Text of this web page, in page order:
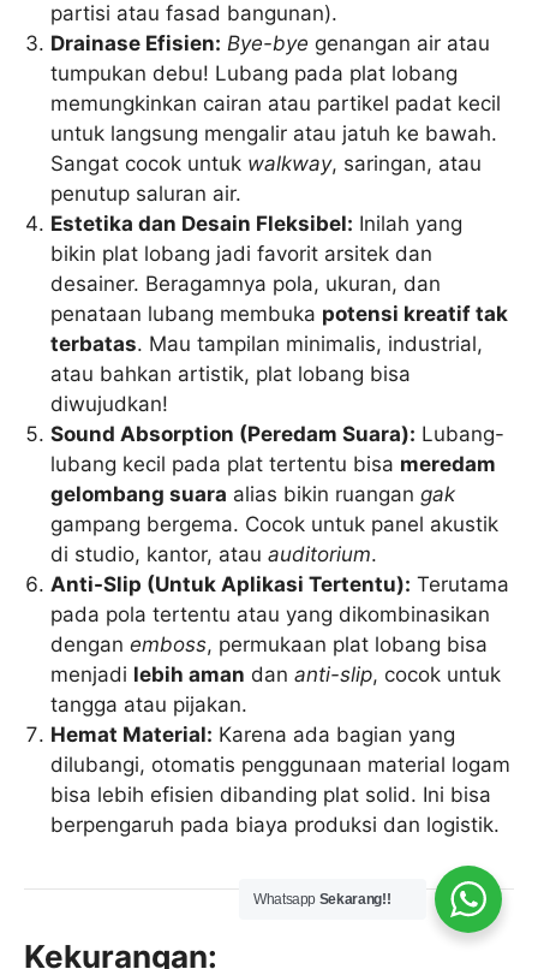
partisi atau fasad bangunan).
Drainase Efisien: Bye-bye genangan air atau
tumpukan debu! Lubang pada plat lobang
memungkinkan cairan atau partikel padat kecil
untuk langsung mengalir atau jatuh ke bawah.
Sangat cocok untuk walkway, saringan, atau
penutup saluran air.
Estetika dan Desain Fleksibel: Inilah yang
bikin plat lobang jadi favorit arsitek dan
desainer. Beragamnya pola, ukuran, dan
penataan lubang membuka potensi kreatif tak
terbatas. Mau tampilan minimalis, industrial,
atau bahkan artistik, plat lobang bisa
diwujudkan!
Sound Absorption (Peredam Suara): Lubang-
lubang kecil pada plat tertentu bisa meredam
gelombang suara alias bikin ruangangak
gampang bergema. Cocok untuk panel akustik
di studio, kantor, atauauditorium.
Anti-Slip (Untuk Aplikasi Tertentu): Terutama
pada pola tertentu atau yang dikombinasikan
denganemboss, permukaan plat lobang bisa
menjadi lebih aman dananti-slip, cocok untuk
tangga atau pijakan.
Hemat Material: Karena ada bagian yang
dilubangi, otomatis penggunaan material logam
bisa lebih efisien dibanding plat solid. Ini bisa
berpengaruh pada biaya produksi dan logistik.
Kekurangan:
Whatsapp Sekarang!!